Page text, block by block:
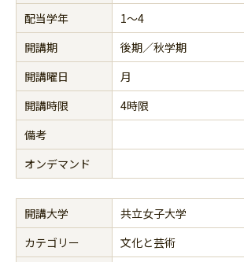
配当学年
1～4
開講期
後期／秋学期
開講曜日
月
開講時限
4時限
備考
オンデマンド
開講大学
共立女子大学
カテゴリー
文化と芸術